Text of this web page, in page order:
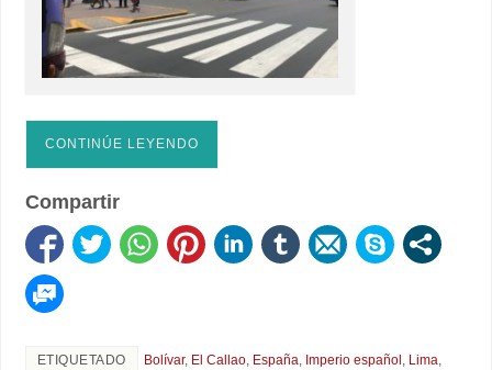
CONTINÚE LEYENDO
Compartir
ETIQUETADO Bolívar, El Callao, España, Imperio español , Lima,